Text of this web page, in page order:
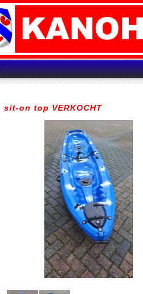
sit-on top VERKOCHT